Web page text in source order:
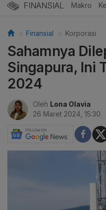
FINANSIAL Makro
Finansial Korporasi
Sahamnya
Singapura, Ini
2024
Oleh Lona Olavia
26 Maret 2024, 15:30